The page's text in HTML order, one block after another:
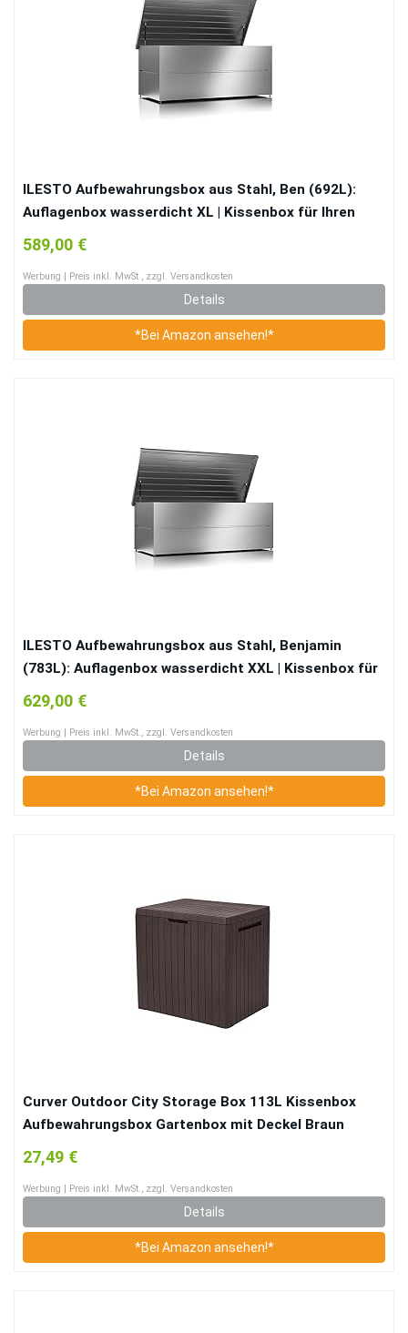
ILESTO Aufbewahrungsbox aus Stahl, Ben (692L):
Auflagenbox wasserdicht XL | Kissenbox für Ihren
Garten 165x85x69cm | Stauraum für den
Außenbereich | Silber Metallic
589,00 €
Werbung | Preis inkl. MwSt., zzgl. Versandkosten
Details
*Bei Amazon ansehen!*
ILESTO Aufbewahrungsbox aus Stahl, Benjamin
(783L): Auflagenbox wasserdicht XXL | Kissenbox für
Ihren Garten 185x85x69cm | Stauraum für den
Außenbereich | Silber Metallic
629,00 €
Werbung | Preis inkl. MwSt., zzgl. Versandkosten
Details
*Bei Amazon ansehen!*
Curver Outdoor City Storage Box 113L Kissenbox
Aufbewahrungsbox Gartenbox mit Deckel Braun
27,49 €
Werbung | Preis inkl. MwSt., zzgl. Versandkosten
Details
*Bei Amazon ansehen!*